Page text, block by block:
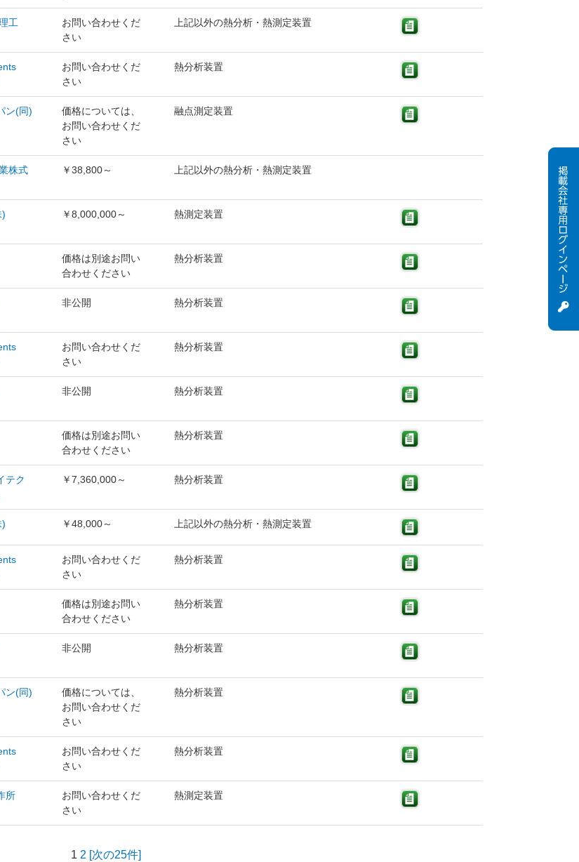
工
お問い合わせくだ
さい
上記以外の熱分析・熱測定装置
お問い合わせくだ
さい
熱分析装置
ン(同)
価格については、
お問い合わせくだ
さい
融点測定装置
株式
￥38,800～ 上記以外の熱分析・熱測定装置
) ￥8,000,000～ 熱測定装置
価格は別途お問い
合わせください
熱分析装置
非公開 熱分析装置
お問い合わせくだ
さい
熱分析装置
非公開 熱分析装置
価格は別途お問い
合わせください
熱分析装置
テク
￥7,360,000～ 熱分析装置
) ￥48,000～ 上記以外の熱分析・熱測定装置
お問い合わせくだ
さい
熱分析装置
価格は別途お問い
合わせください
熱分析装置
非公開 熱分析装置
ン(同)
価格については、
お問い合わせくだ
さい
熱分析装置
お問い合わせくだ
さい
熱分析装置
所
お問い合わせくだ
さい
熱測定装置
1 2 [次の25件]